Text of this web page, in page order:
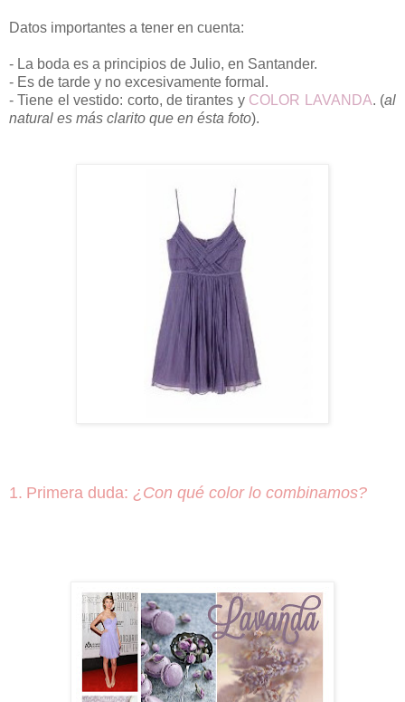
Datos importantes a tener en cuenta:
- La boda es a principios de Julio, en Santander.
- Es de tarde y no excesivamente formal.
- Tiene el vestido: corto, de tirantes y COLOR LAVANDA. (al
natural es más clarito que en ésta foto).
1. Primera duda: ¿Con qué color lo combinamos?